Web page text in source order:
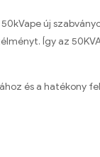
új
Így az
és a hatékony